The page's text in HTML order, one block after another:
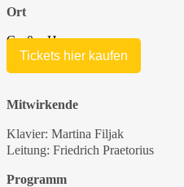
Ort
Großes Haus
Tickets hier kaufen
Mitwirkende
Klavier: Martina Filjak
Leitung: Friedrich Praetorius
Programm